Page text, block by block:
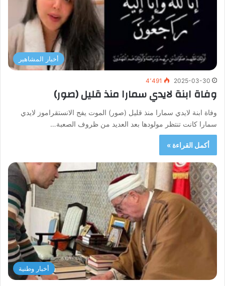
أخبار المشاهير
2025-03-30 4٬491
وفاة ابنة لايدي سمارا منذ قليل (صور)
وفاة ابنة لايدي سمارا منذ قليل (صور) الموت يفج الانستقراموز لايدي
سمارا كانت تنتظر مولودها بعد العديد من ظروف الصعبة…
أكمل القراءة »
أخبار وطنية